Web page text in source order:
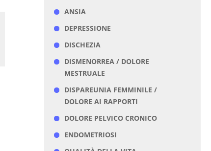
ANSIA
DEPRESSIONE
DISCHEZIA
DISMENORREA / DOLORE
MESTRUALE
DISPAREUNIA FEMMINILE /
DOLORE AI RAPPORTI
DOLORE PELVICO CRONICO
ENDOMETRIOSI